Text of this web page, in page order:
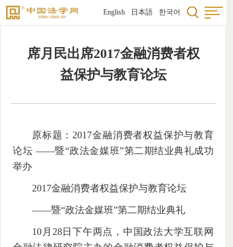
English 日本語 한국어
席月民出席2017金融消费者权
益保护与教育论坛
原标题：2017金融消费者权益保护与教育
论坛 ——暨“政法金媒班”第二期结业典礼成功
举办
2017金融消费者权益保护与教育论坛
——暨“政法金媒班”第二期结业典礼
10月28日下午两点，中国政法大学互联网